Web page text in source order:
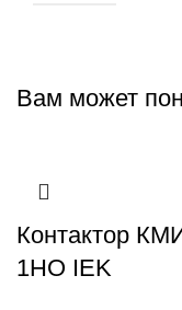
Вам может
Контактор
1НО IEK